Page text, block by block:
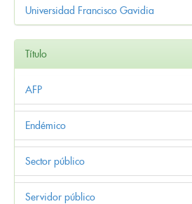
Universidad Francisco Gavidia
Título
AFP
Endémico
Sector público
Servidor público